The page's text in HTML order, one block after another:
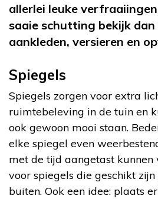
allerlei leuke
saaie schutting bekijk
aankleden, versieren en
Spiegels
Spiegels zorgen voor extra
ruimtebeleving in de tuin en
ook gewoon mooi staan.
elke spiegel even
met de tijd aangetast kunnen
voor spiegels die geschikt
buiten. Ook een idee: plaats